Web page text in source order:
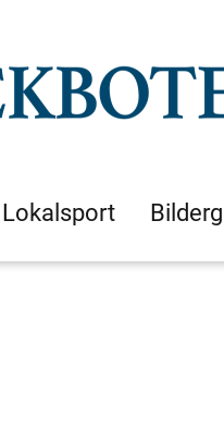
Lokalsport